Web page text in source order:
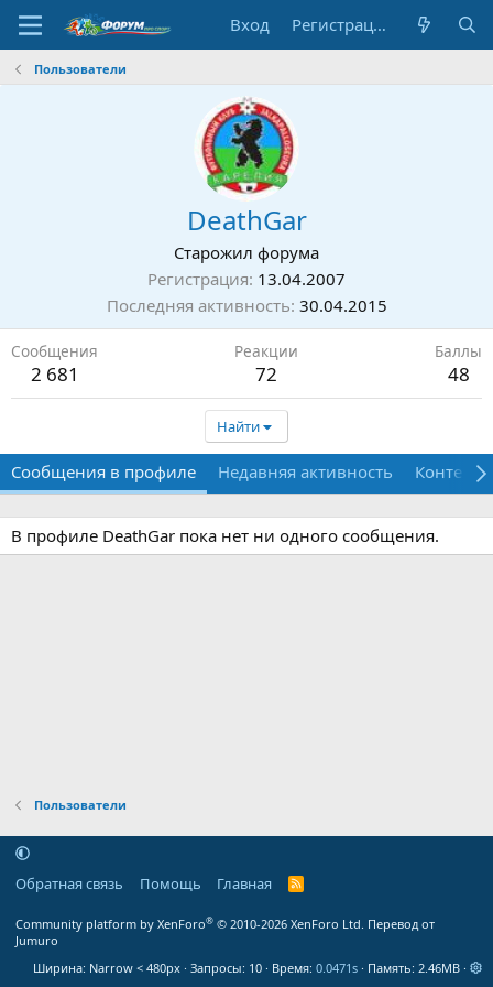
Вход Регистрация
Пользователи
DeathGar
Старожил форума
Регистрация 13.04.2007
Последняя активность 30.04.2015
Сообщения
2 681
Реакции
72
Баллы
48
Найти
Сообщения в профиле Недавняя активность Контент
В профиле DeathGar пока нет ни одного сообщения.
Пользователи
Обратная связь Помощь Главная
R
Community platform by XenForo® © 2010-2026 XenForo Ltd. Перевод от
Jumuro
Ширина
Запросы 10 Время 0.0471s Память 2.46MB